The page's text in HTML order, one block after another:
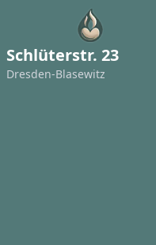
Schlüterstr. 23
Dresden-Blasewitz